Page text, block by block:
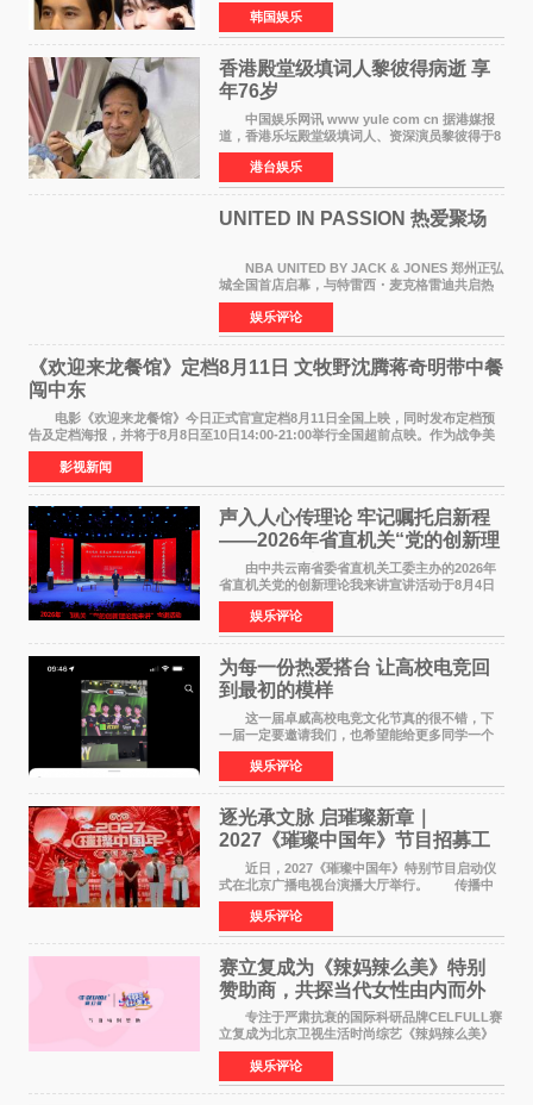
近也被选为某在线中介平台A公司的共同广告代言
人，两人将作
韩国娱乐
香港殿堂级填词人黎彼得病逝 享
年76岁​
中国娱乐网讯 www yule com cn 据港媒报
道，香港乐坛殿堂级填词人、资深演员黎彼得于8
月5日上午因病离世，终年76岁。好友钟志光透
露，黎彼得今年3月中风后便卧床休养，身体机能
持续衰退，最
港台娱乐
UNITED IN PASSION 热爱聚场
NBA UNITED BY JACK & JONES 郑州正弘
城全国首店启幕，与特雷西・麦克格雷迪共启热
爱 2026 年7 月21 日，
NBAUNITEDBYJACK&JONES 全国首店，于郑
州正弘城正式启幕。NBA 传奇球星
娱乐评论
《欢迎来龙餐馆》定档8月11日 文牧野沈腾蒋奇明带中餐
闯中东
电影《欢迎来龙餐馆》今日正式官宣定档8月11日全国上映，同时发布定档预
告及定档海报，并将于8月8日至10日14:00-21:00举行全国超前点映。作为战争美
食大片，影片讲述的是中国厨师徐福（沈腾
影视新闻
声入人心传理论 牢记嘱托启新程
——2026年省直机关“党的创新理
论我来讲”宣讲活动圆满落幕
由中共云南省委省直机关工委主办的2026年
省直机关党的创新理论我来讲宣讲活动于8月4日
至5日在昆明举办。活动以 "牢记嘱托 感恩奋进
开创云南发展新局面 "为主题，坚持以新时代中国
特色社会主义
娱乐评论
为每一份热爱搭台 让高校电竞回
到最初的模样
这一届卓威高校电竞文化节真的很不错，下
一届一定要邀请我们，也希望能给更多同学一个
来到现场的机会。 2026卓威高校电竞文化节
已经落下帷幕，在活动结束后，仍有不少高校电
竞社负责人和现
娱乐评论
逐光承文脉 启璀璨新章｜
2027《璀璨中国年》节目招募工
作圆满启动
近日，2027《璀璨中国年》特别节目启动仪
式在北京广播电视台演播大厅举行。 传播中
华优秀传统文化，弘扬纯正国风艺术，打造高规
格、高质感、正能量的文艺盛典，是璀璨中国年
矢志不渝的初心
娱乐评论
赛立复成为《辣妈辣么美》特别
赞助商，共探当代女性由内而外
活力美
专注于严肃抗衰的国际科研品牌CELFULL赛
立复成为北京卫视生活时尚综艺《辣妈辣么美》
的特别赞助商,明星辣妈袁咏仪倾情参与，向广大
都市女性传递健康生活新主张，寄语当代女性在
家庭与自我之间
娱乐评论